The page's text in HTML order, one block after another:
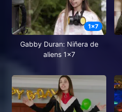
1x7
Gabby Duran: Niñera de
aliens 1x7